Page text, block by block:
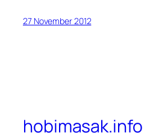
27 November 2012
hobimasak.info